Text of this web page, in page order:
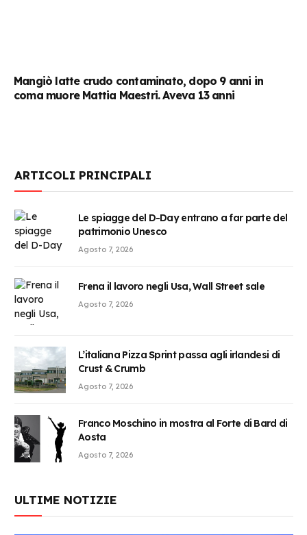
Mangiò latte crudo contaminato, dopo 9 anni in
coma muore Mattia Maestri. Aveva 13 anni
ARTICOLI PRINCIPALI
Le spiagge del D-Day entrano a far parte del
patrimonio Unesco
Agosto 7, 2026
Frena il lavoro negli Usa, Wall Street sale
Agosto 7, 2026
L’italiana Pizza Sprint passa agli irlandesi di
Crust & Crumb
Agosto 7, 2026
Franco Moschino in mostra al Forte di Bard di
Aosta
Agosto 7, 2026
ULTIME NOTIZIE